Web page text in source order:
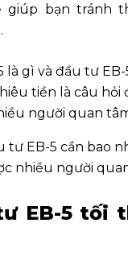
giúp bạn tránh
tư EB-5 cần bao
nhiều người
EB-5 tối